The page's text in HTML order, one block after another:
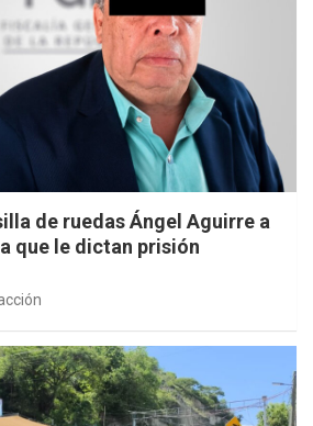
de ruedas Ángel Aguirre a
que le dictan prisión